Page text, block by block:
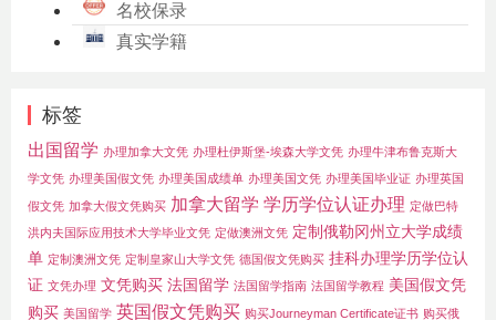
名校保录
真实学籍
标签
出国留学 办理加拿大文凭 办理杜伊斯堡-埃森大学文凭 办理牛津布鲁克斯大
学文凭 办理美国假文凭 办理美国成绩单 办理美国文凭 办理美国毕业证 办理英国
假文凭 加拿大假文凭购买 加拿大留学 学历学位认证办理 定做巴特
洪内夫国际应用技术大学毕业文凭 定做澳洲文凭 定制俄勒冈州立大学成绩
单 定制澳洲文凭 定制皇家山大学文凭 德国假文凭购买 挂科办理学历学位认
证 文凭办理 文凭购买 法国留学 法国留学指南 法国留学教程 美国假文凭
购买 美国留学 英国假文凭购买 购买Journeyman Certificate证书 购买俄